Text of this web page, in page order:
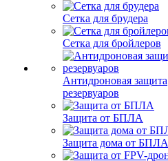
Сетка для брудера
Сетка для бройлеров
Антидроновая защита
резервуаров
Защита от БПЛА
Защита дома от БПЛА